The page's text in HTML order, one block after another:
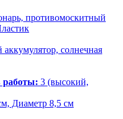
противомоскитный
солнечная
работы: 3 (высокий,
Диаметр 8,5 см